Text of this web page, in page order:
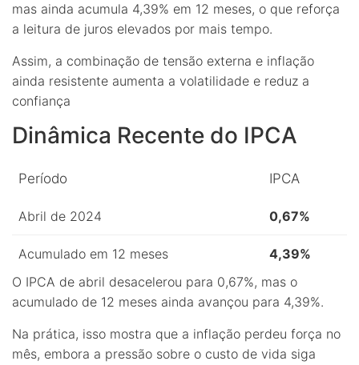
mas ainda acumula 4,39% em 12 meses, o que reforça
a leitura de juros elevados por mais tempo.
Assim, a combinação de tensão externa e inflação
ainda resistente aumenta a volatilidade e reduz a
confiança
Dinâmica Recente do IPCA
Período IPCA
Abril de 2024 0,67%
Acumulado em 12 meses
4,39%
O IPCA de abril desacelerou para 0,67%, mas o
acumulado de 12 meses ainda avançou para 4,39%.
Na prática, isso mostra que a inflação perdeu força no
mês, embora a pressão sobre o custo de vida siga